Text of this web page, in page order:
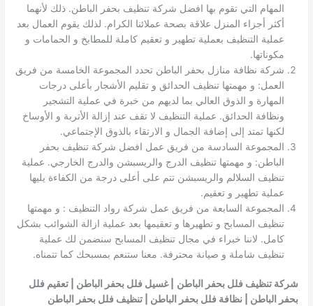
المهام التي تقوم بها افضل شركة تنظيف بحفر الباطن. ذلك لأنهما
أكثر أجزاء المنزل علاقة بصحة عملائنا الكرام. لذلك يقوم العمال بعد
عملية التنظيف بعملية تطهير و تعقيم كاملة للمطابخ و الحمامات و
مكوناتها.
شركة نظافة منازل بحفر الباطن تحدد المجموعة الخامسة من فريق
العمل: و مهمتها تنظيف الحدائق و تقليم الأشجار بأعلى درجات
المهارة و الذوق العالي بما لديهم من خبرة في عملية التشجير
ونظافة الحدائق. عملية التنظيف لا تقف عند إزالة الأتربة و الأوساخ
لكنها تمتد إلى إضافة الجمال و الارتقاء بالذوق الإجتماعي.
المجموعة السادسة من فريق عمل افضل شركة تنظيف بحفر
الباطن: و مهمتها تنظيف الدرج والريسبشن والدرج الخارجي. عملية
تنظيف السلالم والريسبشن تتم على أعلى درجة من الكفاءة يليها
عملية تطهير و تعقيم.
المجموعة السابعة من فريق عمل شركة رواد التنظيف : و مهمتها
تنظيف المسابح و تطهيرها و تعقيمها بعد عملية ازالة الشوائب بشكل
كامل. لاننا خبراء في مجال تنظيف المسابح سنضمن لك عملية
تنظيف شاملة و صيانة محترفة. معنا ستنعم بمسبحك كما تتمناه.
شركة تنظيف فلل بحفر الباطن
| غسيل فلل بحفر الباطن | تعقيم فلل
بحفر الباطن | نظافة فلل بحفر الباطن | تنظيف فلل بحفر الباطن